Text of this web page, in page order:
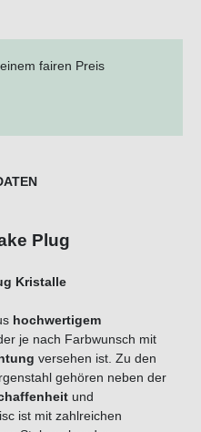
fairen Preis
Plug
Kristalle
hochwertigem
je nach Farbwunsch mit
versehen ist. Zu den
gehören neben der
und
ist mit zahlreichen